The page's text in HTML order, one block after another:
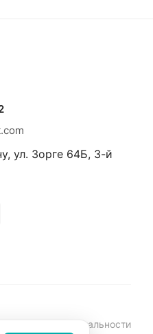
ул. Зорге 64Б, 3-й
конфиденциальности